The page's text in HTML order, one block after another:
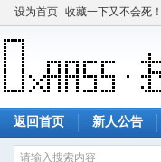
设为首页 收藏一下又不会死！
返回首页 新人公告